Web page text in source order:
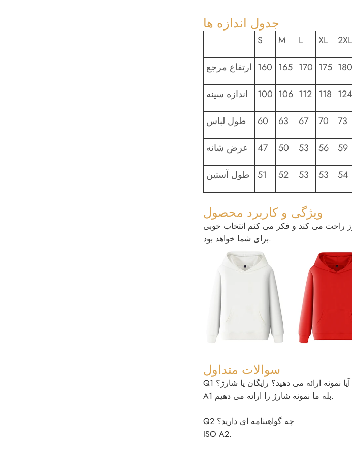
جدول اندازه ها
S M L XL 2XL
ارتفاع مرجع 160 165 170 175 180
اندازه سینه 100 106 112 118 124
طول لباس 60 63 67 70 73
عرض شانه 47 50 53 56 59
طول آستین 51 52 53 53 54
ویژگی و کاربرد محصول
راحت می کند و فکر می کنم انتخاب خوبی
برای شما خواهد بود.
سوالات متداول
Q1 آیا نمونه ارائه می دهید؟ رایگان یا شارژ؟
A1 بله ما نمونه شارژ را ارائه می دهیم.
Q2 چه گواهینامه ای دارید؟
ISO A2.